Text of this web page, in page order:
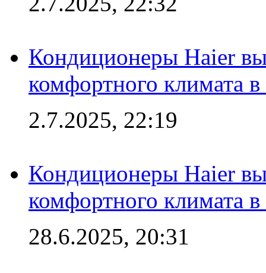
Кондиционеры Haier
комфортного климата
2.7.2025, 22:19
Кондиционеры Haier
комфортного климата
28.6.2025, 20:31